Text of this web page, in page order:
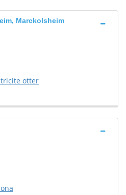
Marckolsheim
otter